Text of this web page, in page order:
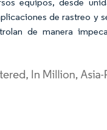
de rastreo y
de manera